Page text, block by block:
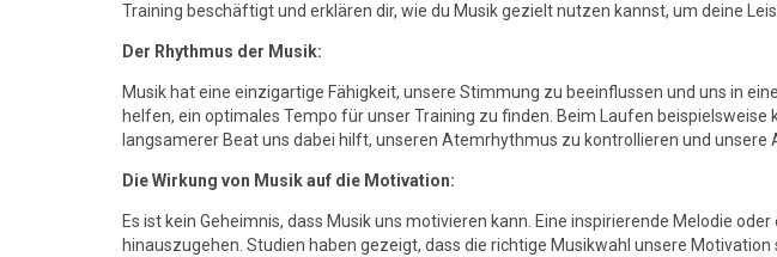
Training beschäftigt und erklären dir, wie du Musik gezielt nutzen kannst, um deine
Der Rhythmus der Musik:
Musik hat eine einzigartige Fähigkeit, unsere Stimmung zu beeinflussen und uns in
helfen, ein optimales Tempo für unser Training zu finden. Beim Laufen
langsamerer Beat uns dabei hilft, unseren Atemrhythmus zu kontrollieren und unsere
Die Wirkung von Musik auf die Motivation:
Es ist kein Geheimnis, dass Musik uns motivieren kann. Eine inspirierende Melodie
hinauszugehen. Studien haben gezeigt, dass die richtige Musikwahl unsere